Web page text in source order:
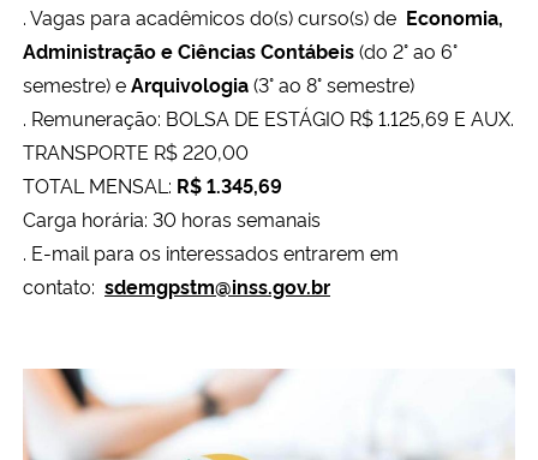
Ministério do Desenvolvimento Regional
Controladoria-Geral da União
Ministério da Mulher, da Família e dos Direitos Humanos
Secretaria-Geral
Secretaria de Governo
Advocacia-Geral da União
. Vagas para acadêmicos do(s) curso(s) de Economia,
Administração e Ciências Contábeis(do 2° ao 6°
semestre) eArquivologia(3° ao 8° semestre)
. Remuneração: BOLSA DE ESTÁGIO R$ 1.125,69 E AUX.
TRANSPORTE R$ 220,00
TOTAL MENSAL: R$ 1.345,69
Carga horária: 30 horas semanais
. E-mail para os interessados entrarem em
contato: sdemgpstm@inss.gov.br